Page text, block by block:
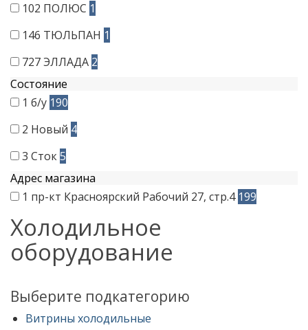
102 ПОЛЮС 1
146 ТЮЛЬПАН 1
727ЭЛЛАДА 2
Состояние
1 б/у 190
2 Новый 4
3 Сток5
Адрес магазина
1 пр-кт Красноярский Рабочий 27, стр.4 199
Холодильное
оборудование
Выберите подкатегорию
Витрины холодильные